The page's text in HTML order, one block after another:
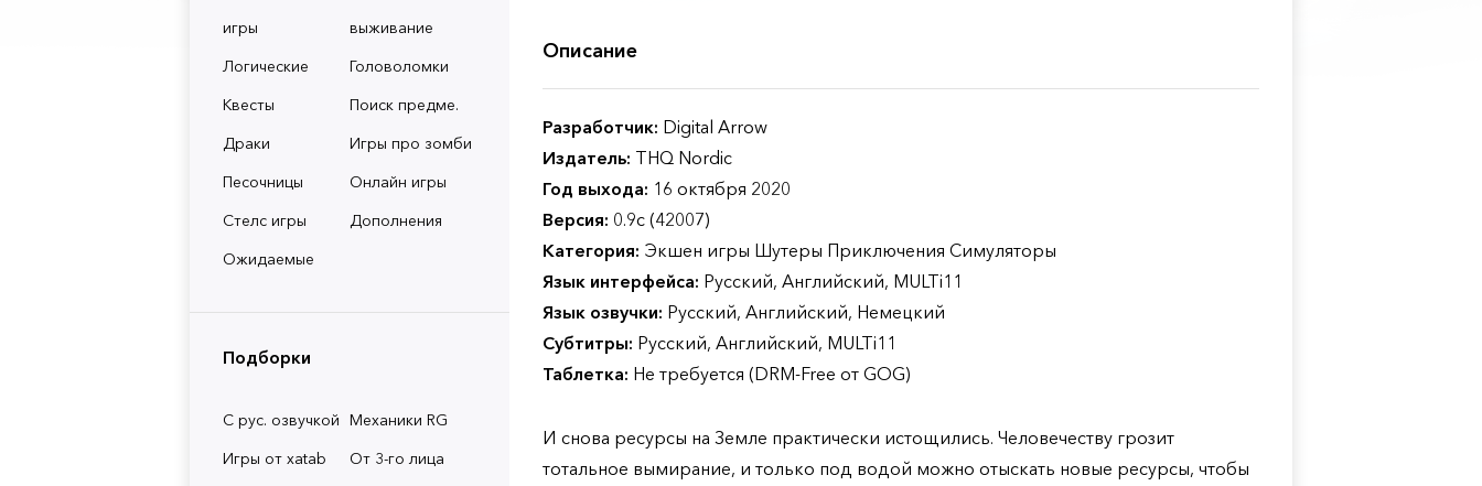
игры
выживание
Логические
Головоломки
Квесты
Поиск предме.
Драки
Игры про зомби
Песочницы
Онлайн игры
Стелс игры
Дополнения
Ожидаемые
Подборки
С рус. озвучкой Механики RG
Игры от xatab
От 3-го лица
Описание
Разработчик: Digital Arrow
Издатель: THQ Nordic
Год выхода: 16 октября 2020
Версия: 0.9c (42007)
Категория: Экшен игры Шутеры Приключения Симуляторы
Язык интерфейса: Русский, Английский, MULTi11
Язык озвучки: Русский, Английский, Немецкий
Субтитры: Русский, Английский, MULTi11
Таблетка: Не требуется (DRM-Free от GOG)
И снова ресурсы на Земле практически истощились. Человечеству грозит
тотальное вымирание, и только под водой можно отыскать новые ресурсы, чтобы